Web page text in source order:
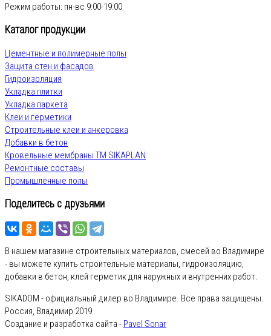
Режим работы: пн-вс 9:00-19:00
Каталог продукции
Цементные и полимерные полы
Защита стен и фасадов
Гидроизоляция
Укладка плитки
Укладка паркета
Клеи и герметики
Строительные клеи и анкеровка
Добавки в бетон
Кровельные мембраны ТМ SIKAPLAN
Ремонтные составы
Промышленные полы
Поделитесь с друзьями
В нашем магазине строительных материалов, смесей во Владимире
- вы можете купить строительные материалы, гидроизоляцию,
добавки в бетон, клей герметик для наружных и внутренних работ.
SIKADOM - официальный дилер во Владимире. Все права защищены.
Россия, Владимир 2019
Создание и разработка сайта - Pavel Sonar